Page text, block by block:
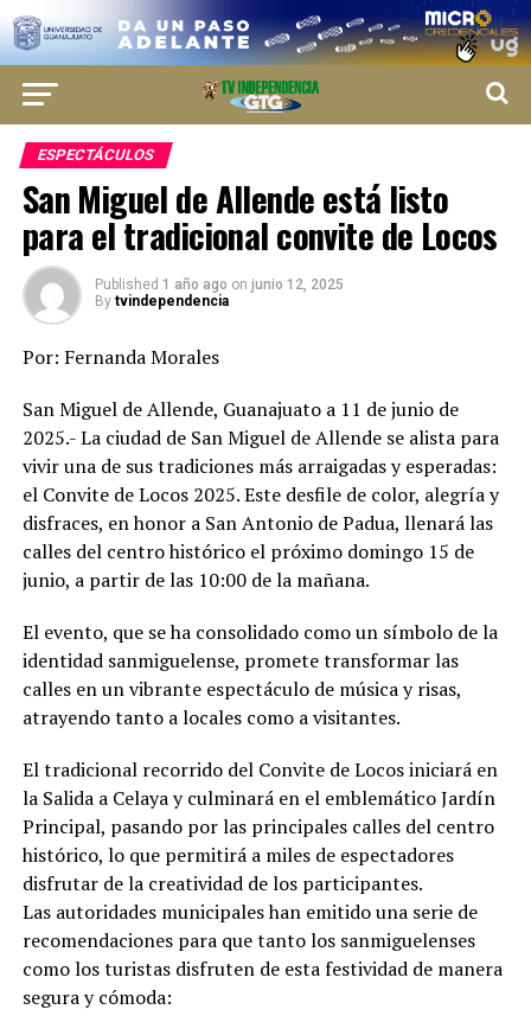
ESPECTÁCULOS
San Miguel de Allende está listo
para el tradicional convite de Locos
Published 1 año ago on junio 12, 2025
By tvindependencia
Por: Fernanda Morales
San Miguel de Allende, Guanajuato a 11 de junio de
2025.- La ciudad de San Miguel de Allende se alista para
vivir una de sus tradiciones más arraigadas y esperadas:
el Convite de Locos 2025. Este desfile de color, alegría y
disfraces, en honor a San Antonio de Padua, llenará las
calles del centro histórico el próximo domingo 15 de
junio, a partir de las 10:00 de la mañana.
El evento, que se ha consolidado como un símbolo de la
identidad sanmiguelense, promete transformar las
calles en un vibrante espectáculo de música y risas,
atrayendo tanto a locales como a visitantes.
El tradicional recorrido del Convite de Locos iniciará en
la Salida a Celaya y culminará en el emblemático Jardín
Principal, pasando por las principales calles del centro
histórico, lo que permitirá a miles de espectadores
disfrutar de la creatividad de los participantes.
Las autoridades municipales han emitido una serie de
recomendaciones para que tanto los sanmiguelenses
como los turistas disfruten de esta festividad de manera
segura y cómoda: